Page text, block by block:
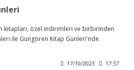
kitapları, özel indirimleri ve birbirinden
ile Güngören Kitap Günleri'nde.
17/10/2023 17:57